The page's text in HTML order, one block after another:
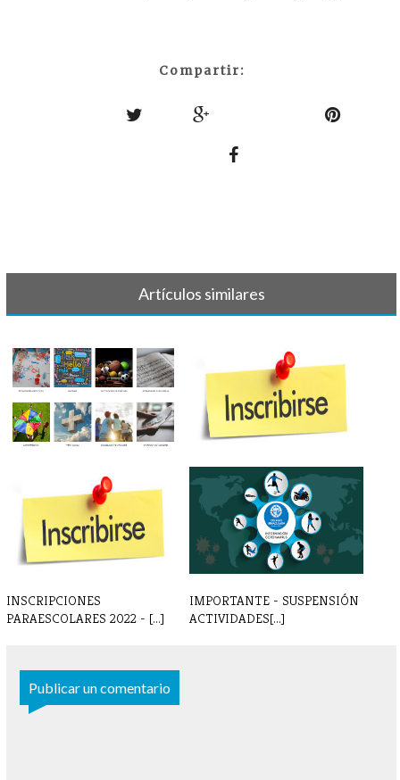
Compartir:
Artículos similares
NUEVA WEB PARAESCOLARES
- INSCRIPCI[...]
INSCRIPCIONES
PARAESCOLARES 24 - 25
INSCRIPCIONES
PARAESCOLARES 2022 - [...]
IMPORTANTE - SUSPENSIÓN
ACTIVIDADES[...]
Publicar un comentario